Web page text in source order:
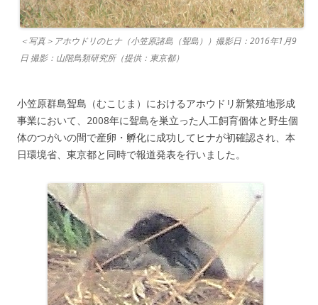
＜写真＞アホウドリのヒナ（小笠原諸島（聟島））撮影日：2016年1月9
日 撮影：山階鳥類研究所（提供：東京都）
小笠原群島聟島（むこじま）におけるアホウドリ新繁殖地形成
事業において、2008年に聟島を巣立った人工飼育個体と野生個
体のつがいの間で産卵・孵化に成功してヒナが初確認され、本
日環境省、東京都と同時で報道発表を行いました。